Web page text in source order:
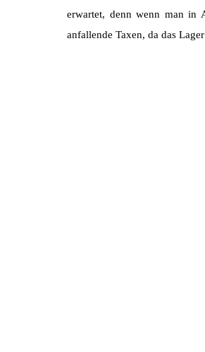
erwartet, denn wenn man in
anfallende Taxen, da das